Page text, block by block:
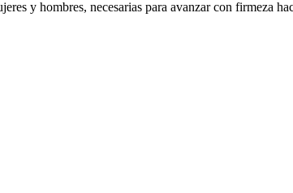
y hombres, necesarias para avanzar con firmeza